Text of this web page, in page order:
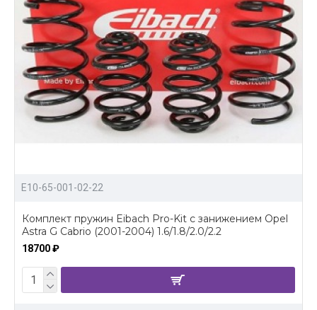
E10-65-001-02-22
Комплект пружин Eibach Pro-Kit с занижением Opel
Astra G Cabrio (2001-2004) 1.6/1.8/2.0/2.2
18700 ₽